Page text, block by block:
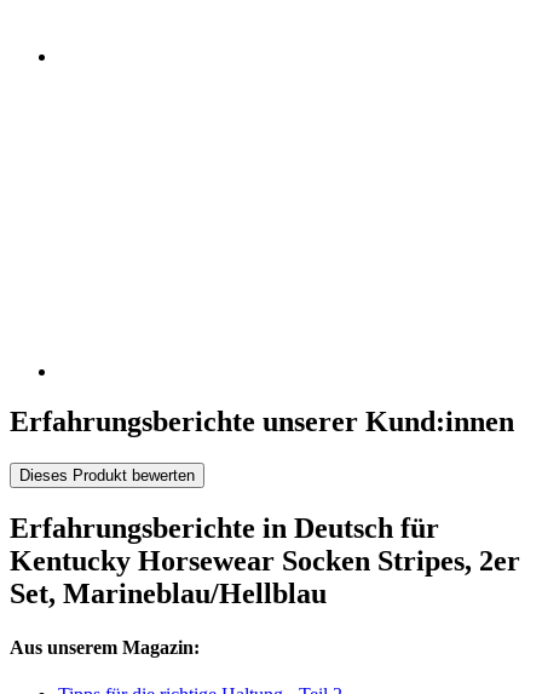
Erfahrungsberichte unserer Kund:innen
Dieses Produkt bewerten
Erfahrungsberichte in Deutsch für
Kentucky Horsewear Socken Stripes, 2er
Set, Marineblau/Hellblau
Aus unserem Magazin: